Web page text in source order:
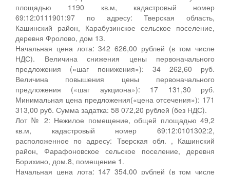
площадью 1190 кв.м, кадастровый номер
69:12:0111901:97 по адресу: Тверская область,
Кашинский район, Карабузинское сельское поселение,
деревня Фролово, дом 13.
Начальная цена лота: 342 626,00 рублей (в том числе
НДС). Величина снижения цены первоначального
предложения («шаг понижения»): 34 262,60 руб.
Величина повышения цены первоначального
предложения («шаг аукциона»): 17 131,30 руб.
Минимальная цена предложения(«цена отсечения»): 171
313,00 руб. Сумма задатка: 58 072,20 рублей (без НДС).
Лот № 2: Нежилое помещение, общей площадью 49,2
кв.м, кадастровый номер 69:12:0101302:2,
расположенное по адресу: Тверская обл. , Кашинский
район, Фарафоновское сельское поселение, деревня
Борихино, дом.8, помещение 1.
Начальная цена лота: 147 354,00 рублей (в том числе